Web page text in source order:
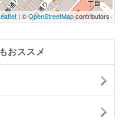
| ©OpenStreetMapcontributors
おススメ